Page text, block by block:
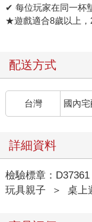
✔ 每位玩家在同一杯
★遊戲適合8歲以上，
配送方式
台灣 國內宅
詳細資料
檢驗標章：D37361
玩具親子
＞ 桌上